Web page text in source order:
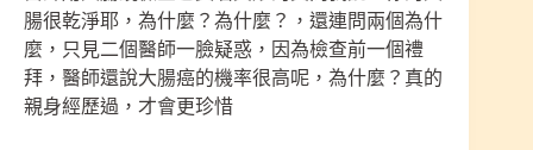
腸很乾淨耶，為什麼？為什麼？，還連問兩個為什
麼，只見二個醫師一臉疑惑，因為檢查前一個禮
拜，醫師還說大腸癌的機率很高呢，為什麼？真的
親身經歷過，才會更珍惜